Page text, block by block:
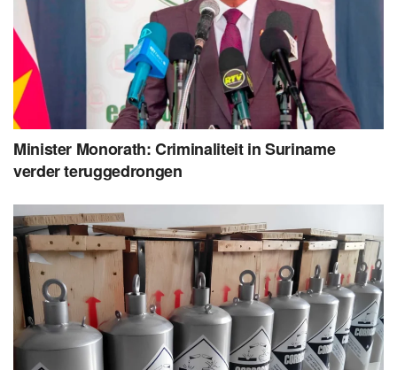
Minister Monorath: Criminaliteit in Suriname
verder teruggedrongen